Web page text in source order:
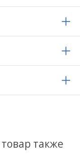
также